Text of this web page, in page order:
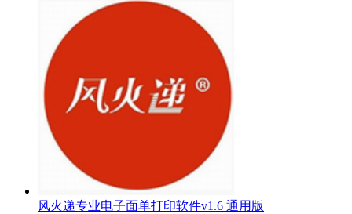
风火递专业电子面单打印软件v1.6 通用版